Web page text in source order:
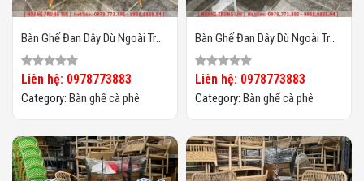
Bàn Ghế Đan Dây Dù Ngoài Trời
HTT02
Liên hệ: 0978773883
Category: Bàn ghế cà phê
Bàn Ghế Đan Dây Dù Ngoài Trời
HTT01
Liên hệ: 0978773883
Category: Bàn ghế cà phê